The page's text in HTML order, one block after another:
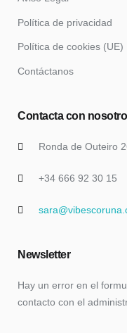
Política de privacidad
Política de cookies (UE)
Contáctanos
Contacta con
Ronda de Outeiro
+34 666 92 30 15
Newsletter
Hay un error en el
contacto con el